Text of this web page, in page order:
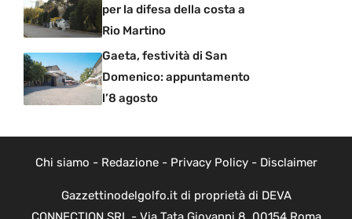
per la difesa della costa a
Rio Martino
Gaeta, festività di San
Domenico: appuntamento
l’8 agosto
Chi siamo - Redazione- Privacy Policy- Disclaimer
Gazzettinodelgolfo.it di proprietà di DEVA